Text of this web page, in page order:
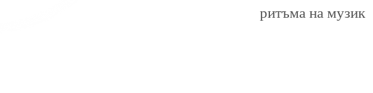
ритъма на музик